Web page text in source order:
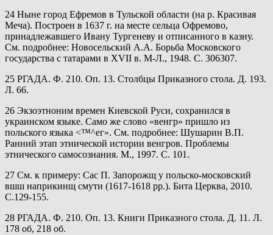
24 Ныне город Ефремов в Тульской области (на р. Красивая
Меча). Построен в 1637 г. на месте сельца Офремово,
принадлежавшего Ивану Тургеневу и отписанного в казну.
См. подробнее: Новосельский А.А. Борьба Московского
государства с татарами в XVII в. М-Л., 1948. С. 306307.
25 РГАДА. Ф. 210. Оп. 13. Столбцы Приказного стола. Д. 193.
Л. 66.
26 Экзоэтноним времен Киевской Руси, сохранился в
украинском языке. Само же слово «венгр» пришло из
польского языка <™^ег». См. подробнее: Шушарин В.П.
Ранний этап этнической истории венгров. Проблемы
этнического самосознания. М., 1997. С. 101.
27 См. к примеру: Сас П. Запорожщ у польско-московский
вшш наприкинщ смути (1617-1618 рр.). Бита Церква, 2010.
С.129-155.
28 РГАДА. Ф. 210. Оп. 13. Книги Приказного стола. Д. 11. Л.
178 об, 218 об.